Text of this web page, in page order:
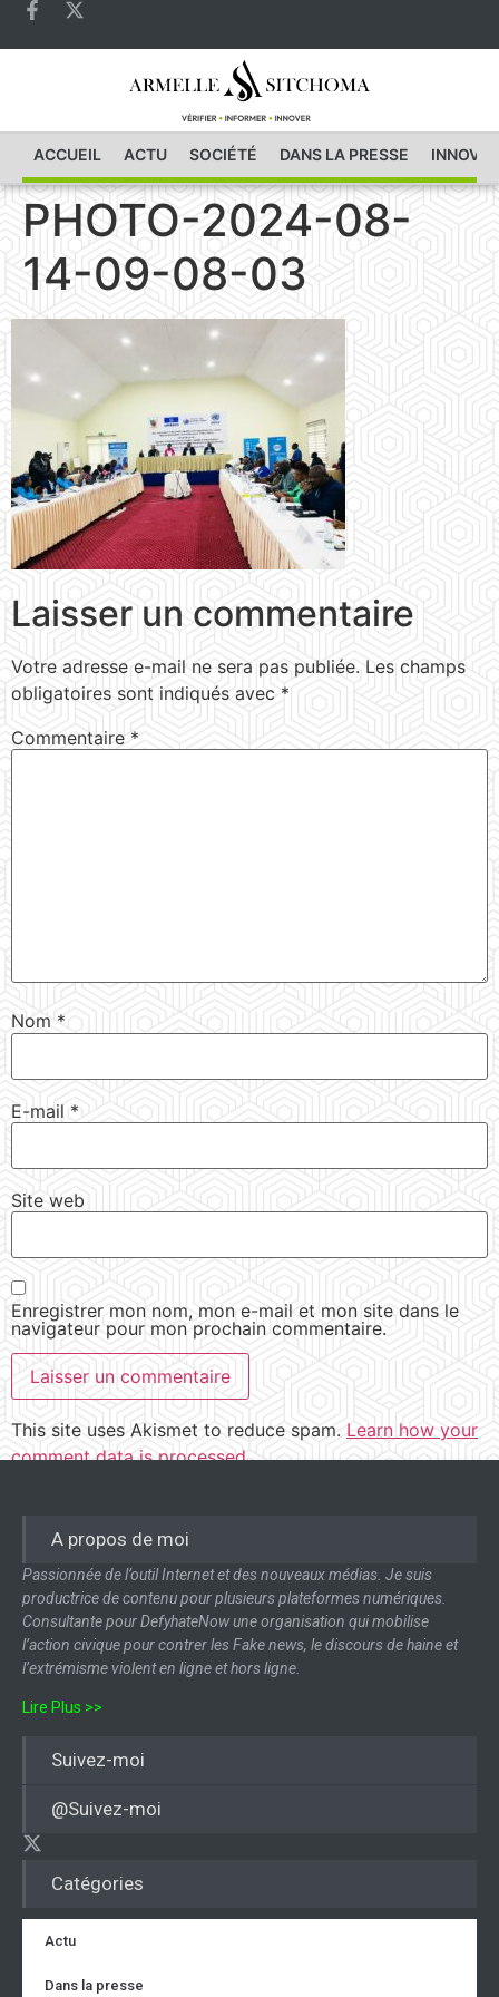
ACCUEIL ACTU SOCIÉTÉ DANS LA PRESSE
PHOTO-2024-08-
14-09-08-03
Laisser un commentaire
Votre adresse e-mail ne sera pas publiée. Les champs
obligatoires sont indiqués avec *
Commentaire*
Nom*
E-mail*
Site web
Enregistrer mon nom, mon e-mail et mon site dans le
navigateur pour mon prochain commentaire.
This site uses Akismet to reduce spam. Learn how your
comment data is processed.
Catégories
Actu
Dans la presse
A propos de moi
Passionnée de l’outil Internet et des nouveaux médias. Je suis
productrice de contenu pour plusieurs plateformes numériques.
Consultante pour DefyhateNow une organisation qui mobilise
l’action civique pour contrer les Fake news, le discours de haine et
l’extrémisme violent en ligne et hors ligne.
Lire Plus >>
Suivez-moi
@Suivez-moi